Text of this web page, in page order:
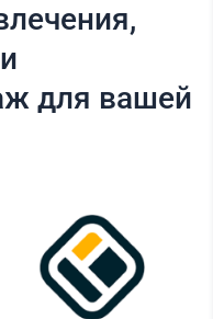
для вашей